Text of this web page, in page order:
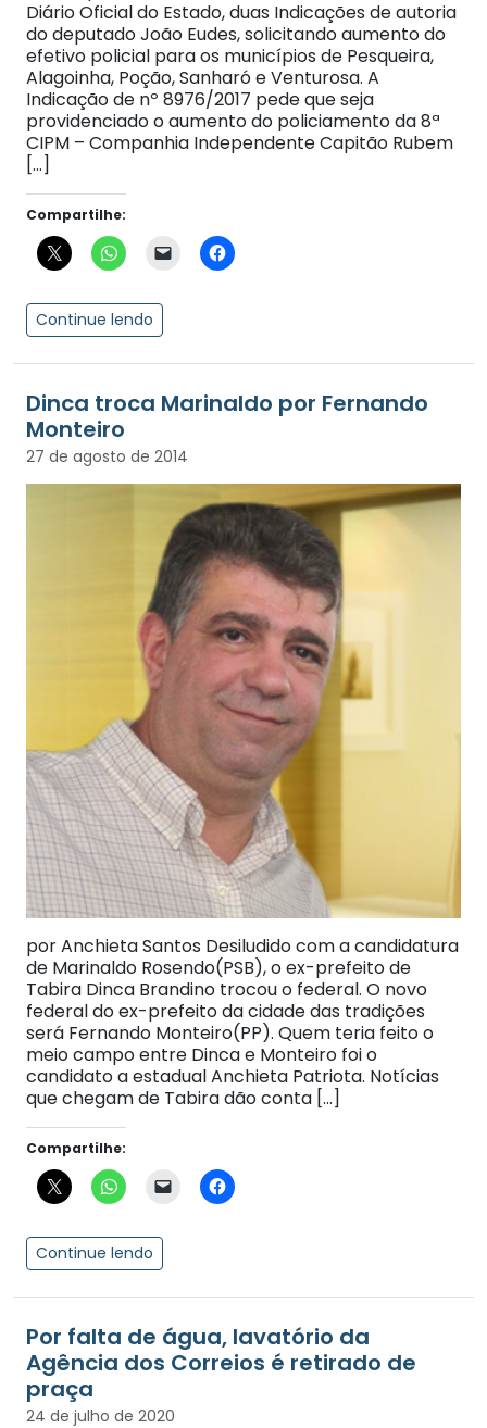
Diário Oficial do Estado, duas Indicações de autoria
do deputado João Eudes, solicitando aumento do
efetivo policial para os municípios de Pesqueira,
Alagoinha, Poção, Sanharó e Venturosa. A
Indicação de nº 8976/2017 pede que seja
providenciado o aumento do policiamento da 8ª
CIPM – Companhia Independente Capitão Rubem
[…]
Compartilhe:
Continue lendo
Dinca troca Marinaldo por Fernando
Monteiro
27 de agosto de 2014
por Anchieta Santos Desiludido com a candidatura
de Marinaldo Rosendo(PSB), o ex-prefeito de
Tabira Dinca Brandino trocou o federal. O novo
federal do ex-prefeito da cidade das tradições
será Fernando Monteiro(PP). Quem teria feito o
meio campo entre Dinca e Monteiro foi o
candidato a estadual Anchieta Patriota. Notícias
que chegam de Tabira dão conta […]
Compartilhe:
Continue lendo
Por falta de água, lavatório da
Agência dos Correios é retirado de
praça
24 de julho de 2020